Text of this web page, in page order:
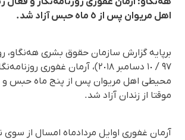
اهل مریوان پس از ٥ ماه حبس آزاد شد.
٩٧ / ١٠ دسامبر ٢٠١٨)، آرمان غفوری
محیطی اهل مریوان پس از پنج ماه حبس و
موقتا از زندان آزاد شد.
آرمان غفوری اوایل مردادماه امسال از سوی